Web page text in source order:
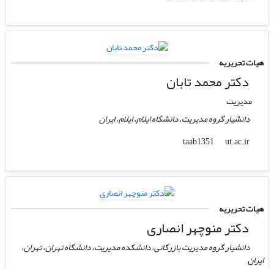
هیات تحریریه
دکتر محمد تابان
مدیریت
دانشیار گروه مدیریت، دانشگاه ایلام، ایلام، ایران
taab1351
ut.ac.ir
هیات تحریریه
دکتر منوچهر انصاری
دانشیار گروه مدیریت بازرگانی، دانشکده مدیریت، دانشگاه تهران، تهران،
ایران